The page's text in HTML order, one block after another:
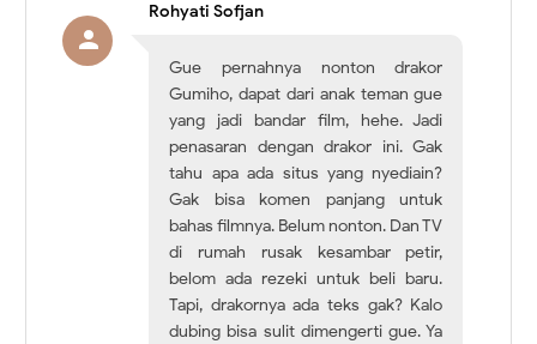
Rohyati Sofjan
Gue pernahnya nonton drakor
Gumiho, dapat dari anak teman gue
yang jadi bandar film, hehe. Jadi
penasaran dengan drakor ini. Gak
tahu apa ada situs yang nyediain?
Gak bisa komen panjang untuk
bahas filmnya. Belum nonton. Dan TV
di rumah rusak kesambar petir,
belom ada rezeki untuk beli baru.
Tapi, drakornya ada teks gak? Kalo
dubing bisa sulit dimengerti gue. Ya